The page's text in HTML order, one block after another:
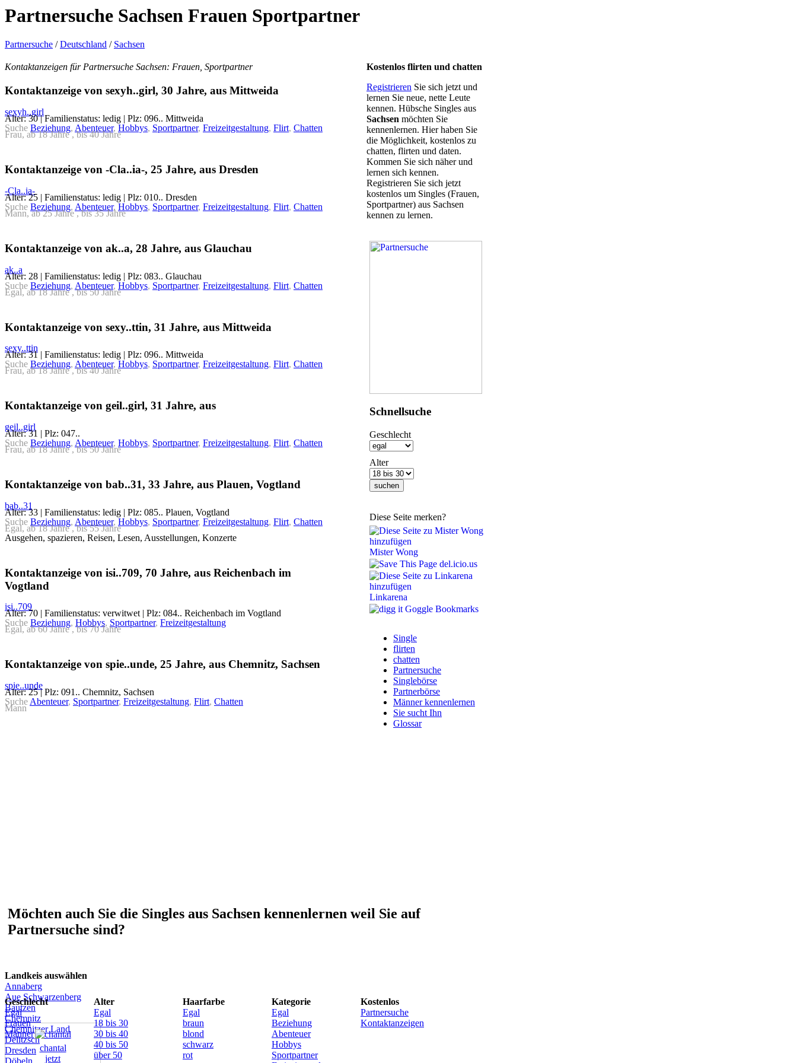
Partnersuche Sachsen Frauen Sportpartner
Partnersuche /Deutschland / Sachsen
Kostenlos flirten und chatten
Registrieren Sie sich jetzt und
lernen Sie neue, nette Leute
kennen. Hübsche Singles aus
Sachsen möchten Sie
kennenlernen. Hier haben Sie
die Möglichkeit, kostenlos zu
chatten, flirten und daten.
Kommen Sie sich näher und
lernen sich kennen.
Registrieren Sie sich jetzt
kostenlos um Singles (Frauen,
Sportpartner) aus Sachsen
kennen zu lernen.
Schnellsuche
Geschlecht
Alter
Diese Seite merken?
Mister Wong
del.icio.us
Linkarena
Goggle Bookmarks
Single
flirten
chatten
Partnersuche
Singlebörse
Partnerbörse
Männer kennenlernen
Sie sucht Ihn
Glossar
Kontaktanzeigen für Partnersuche Sachsen: Frauen, Sportpartner
Kontaktanzeige von sexyh..girl, 30 Jahre, aus Mittweida
sexyh..girl
Alter: 30 | Familienstatus: ledig | Plz: 096.. Mittweida
Suche Beziehung, Abenteuer, Hobbys, Sportpartner, Freizeitgestaltung, Flirt, Chatten
Frau, ab 18 Jahre , bis 40 Jahre
Kontaktanzeige von -Cla..ia-, 25 Jahre, aus Dresden
-Cla..ia-
Alter: 25 | Familienstatus: ledig | Plz: 010.. Dresden
Suche Beziehung, Abenteuer, Hobbys, Sportpartner, Freizeitgestaltung, Flirt, Chatten
Mann, ab 25 Jahre , bis 35 Jahre
Kontaktanzeige von ak..a, 28 Jahre, aus Glauchau
ak..a
Alter: 28 | Familienstatus: ledig | Plz: 083.. Glauchau
Suche Beziehung, Abenteuer, Hobbys, Sportpartner, Freizeitgestaltung, Flirt, Chatten
Egal, ab 18 Jahre , bis 50 Jahre
Kontaktanzeige von sexy..ttin, 31 Jahre, aus Mittweida
sexy..ttin
Alter: 31 | Familienstatus: ledig | Plz: 096.. Mittweida
Suche Beziehung, Abenteuer, Hobbys, Sportpartner, Freizeitgestaltung, Flirt, Chatten
Frau, ab 18 Jahre , bis 40 Jahre
Kontaktanzeige von geil..girl, 31 Jahre, aus
geil..girl
Alter: 31 | Plz: 047..
Suche Beziehung, Abenteuer, Hobbys, Sportpartner, Freizeitgestaltung, Flirt, Chatten
Frau, ab 18 Jahre , bis 50 Jahre
Kontaktanzeige von bab..31, 33 Jahre, aus Plauen, Vogtland
bab..31
Alter: 33 | Familienstatus: ledig | Plz: 085.. Plauen, Vogtland
Suche Beziehung, Abenteuer, Hobbys, Sportpartner, Freizeitgestaltung, Flirt, Chatten
Egal, ab 18 Jahre , bis 55 Jahre
Ausgehen, spazieren, Reisen, Lesen, Ausstellungen, Konzerte
Kontaktanzeige von isi..709, 70 Jahre, aus Reichenbach im
Vogtland
isi..709
Alter: 70 | Familienstatus: verwitwet | Plz: 084.. Reichenbach im Vogtland
Suche Beziehung, Hobbys, Sportpartner, Freizeitgestaltung
Egal, ab 60 Jahre , bis 70 Jahre
Kontaktanzeige von spie..unde, 25 Jahre, aus Chemnitz, Sachsen
spie..unde
Alter: 25 | Plz: 091.. Chemnitz, Sachsen
Suche Abenteuer, Sportpartner, Freizeitgestaltung, Flirt, Chatten
Mann
Möchten auch Sie die Singles aus Sachsen kennenlernen weil Sie auf
Partnersuche sind?
Landkeis auswählen
Annaberg
Aue Schwarzenberg
Bautzen
Chemnitz
Chemnitzer Land
Delitzsch
Dresden
Döbeln
Geschlecht
Egal
Frauen
Männer
Alter
Egal
18 bis 30
30 bis 40
40 bis 50
über 50
Haarfarbe
Egal
braun
blond
schwarz
rot
Kategorie
Egal
Beziehung
Abenteuer
Hobbys
Sportpartner
Kostenlos
Partnersuche
Kontaktanzeigen
chantal
jetzt